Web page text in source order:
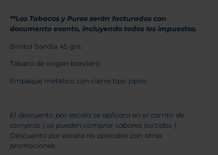
**Los Tabacos y Puros serán facturados con
documento exento, incluyendo todos los impuestos.
Bristol Sandia 45 grs.
Tabaco de origen brasilero
Empaque metálico con cierre tipo ziploc
El descuento por escala se aplicara en el carrito de
compras ( se pueden comprar sabores surtidos )
Descuento por escala no aplicable con otras
promociones.